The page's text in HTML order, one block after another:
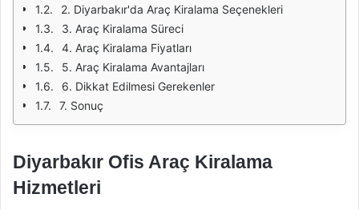
2. Diyarbakır'da Araç Kiralama Seçenekleri
3. Araç Kiralama Süreci
4. Araç Kiralama Fiyatları
5. Araç Kiralama Avantajları
6. Dikkat Edilmesi Gerekenler
7. Sonuç
Diyarbakır Ofis Araç Kiralama
Hizmetleri